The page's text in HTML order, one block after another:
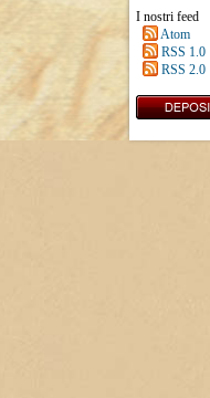
I nostri feed
Atom
RSS 1.0
RSS 2.0